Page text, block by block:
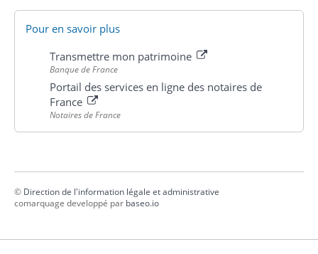
Pour en savoir plus
Transmettre mon patrimoine
Banque de France
Portail des services en ligne des notaires de
France
Notaires de France
© Direction de l'information légale et administrative
comarquage developpé par baseo.io